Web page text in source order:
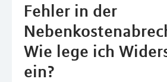
Fehler in der
Wie lege ich
ein?